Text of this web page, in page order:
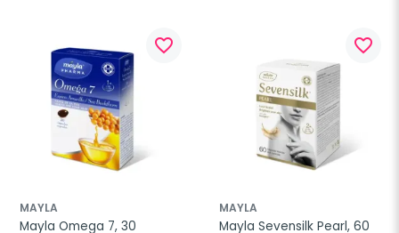
favorite_border
MAYLA
Mayla Omega 7, 30
favorite_border
MAYLA
Mayla Sevensilk Pearl, 60